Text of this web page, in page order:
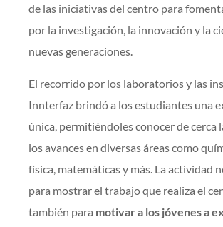
de las iniciativas del centro para
por la investigación, la innovación y la
nuevas generaciones.
El recorrido por los laboratorios y las
Innterfaz brindó a los estudiantes una
única, permitiéndoles conocer de cerca
los avances en diversas áreas como
física, matemáticas y más. La actividad
para mostrar el trabajo que realiza el
también para motivar a los jóvenes a